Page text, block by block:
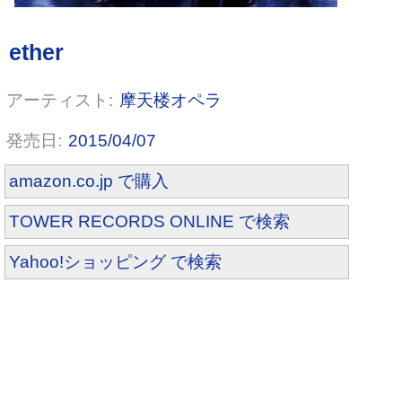
摩天楼オペラ
2015/04/07
amazon.co.jp で購入
TOWER RECORDS ONLINE で検索
Yahoo!ショッピング で検索